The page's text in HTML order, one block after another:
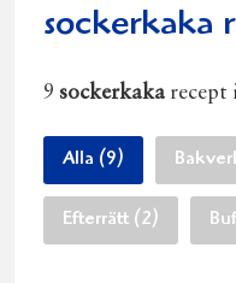
sockerkaka
9 sockerkaka recept
Alla (9)
Efterrätt (2)